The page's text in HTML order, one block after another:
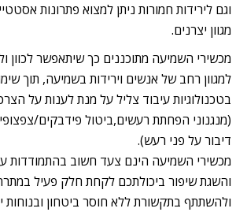
וגם לירידות חמורות ניתן למצוא פתרונות
מגוון יצרנים.
מכשירי השמיעה מתוכננים כך שיתאפשר לכוון
למגוון רחב של אנשים וירידות בשמיעה, תוך
בטכנולוגיות עיבוד צליל על מנת לענות על
(מנגנוני הפחתת רעשים,ביטול פידבקים/
דיבור על פני רעש).
מכשירי השמיעה הינם צעד חשוב בהתמודדות
והשגת שיפור ביכולתכם לקחת חלק פעיל
ולהשתתף בתקשורת ללא חוסר ביטחון ובנוחות